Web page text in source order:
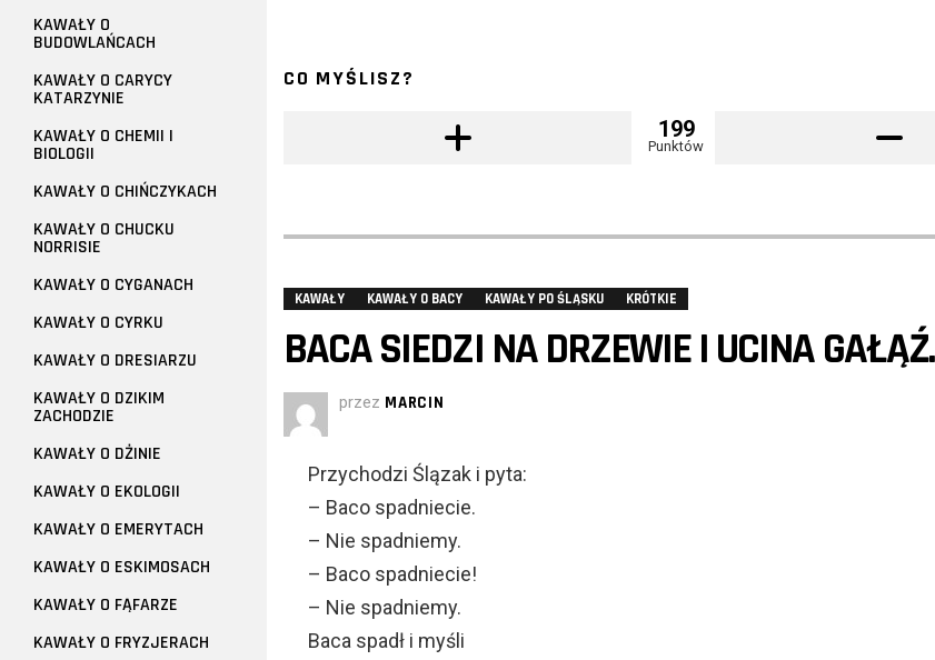
CO MYŚLISZ?
199
Punktów
KAWAŁY KAWAŁY O BACY KAWAŁY PO ŚLĄSKU KRÓTKIE
BACA SIEDZI NA DRZEWIE I UCINA GAŁĄŹ.
przez MARCIN
Przychodzi Ślązak i pyta:
– Baco spadniecie.
– Nie spadniemy.
– Baco spadniecie!
– Nie spadniemy.
Baca spadł i myśli
KAWAŁY O
BUDOWLAŃCACH
KAWAŁY O CARYCY
KATARZYNIE
KAWAŁY O CHEMII I
BIOLOGII
KAWAŁY O CHIŃCZYKACH
KAWAŁY O CHUCKU
NORRISIE
KAWAŁY O CYGANACH
KAWAŁY O CYRKU
KAWAŁY O DRESIARZU
KAWAŁY O DZIKIM
ZACHODZIE
KAWAŁY O DŻINIE
KAWAŁY O EKOLOGII
KAWAŁY O EMERYTACH
KAWAŁY O ESKIMOSACH
KAWAŁY O FĄFARZE
KAWAŁY O FRYZJERACH